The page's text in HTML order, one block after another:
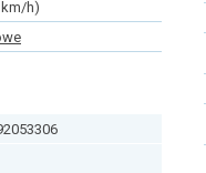
km/h)